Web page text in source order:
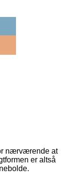
nærværende at
er altså